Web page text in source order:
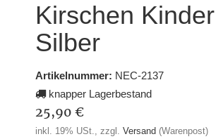
Kirschen
Silber
Artikelnummer: NEC-2137
knapper Lagerbestand
25,90 €
inkl. 19% USt., zzgl. Versand (Warenpost)